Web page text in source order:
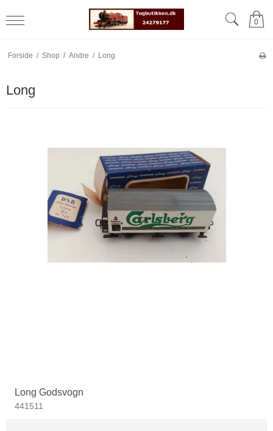
0
Forside / Shop / Andre / Long
Long
Long Godsvogn
441511